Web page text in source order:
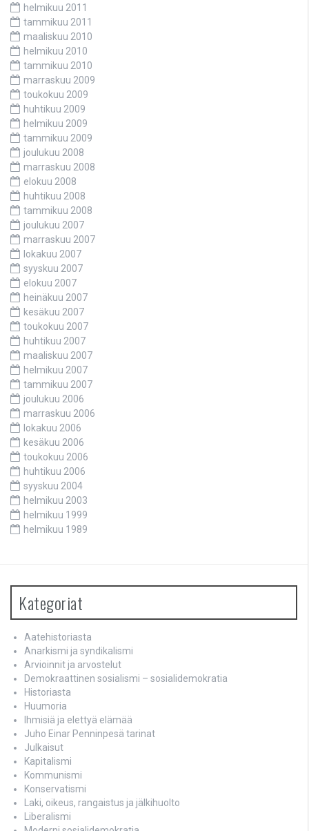
helmikuu 2011
tammikuu 2011
maaliskuu 2010
helmikuu 2010
tammikuu 2010
marraskuu 2009
toukokuu 2009
huhtikuu 2009
helmikuu 2009
tammikuu 2009
joulukuu 2008
marraskuu 2008
elokuu 2008
huhtikuu 2008
tammikuu 2008
joulukuu 2007
marraskuu 2007
lokakuu 2007
syyskuu 2007
elokuu 2007
heinäkuu 2007
kesäkuu 2007
toukokuu 2007
huhtikuu 2007
maaliskuu 2007
helmikuu 2007
tammikuu 2007
joulukuu 2006
marraskuu 2006
lokakuu 2006
kesäkuu 2006
toukokuu 2006
huhtikuu 2006
syyskuu 2004
helmikuu 2003
helmikuu 1999
helmikuu 1989
Kategoriat
Aatehistoriasta
Anarkismi ja syndikalismi
Arvioinnit ja arvostelut
Demokraattinen sosialismi – sosialidemokratia
Historiasta
Huumoria
Ihmisiä ja elettyä elämää
Juho Einar Penninpesä tarinat
Julkaisut
Kapitalismi
Kommunismi
Konservatismi
Laki, oikeus, rangaistus ja jälkihuolto
Liberalismi